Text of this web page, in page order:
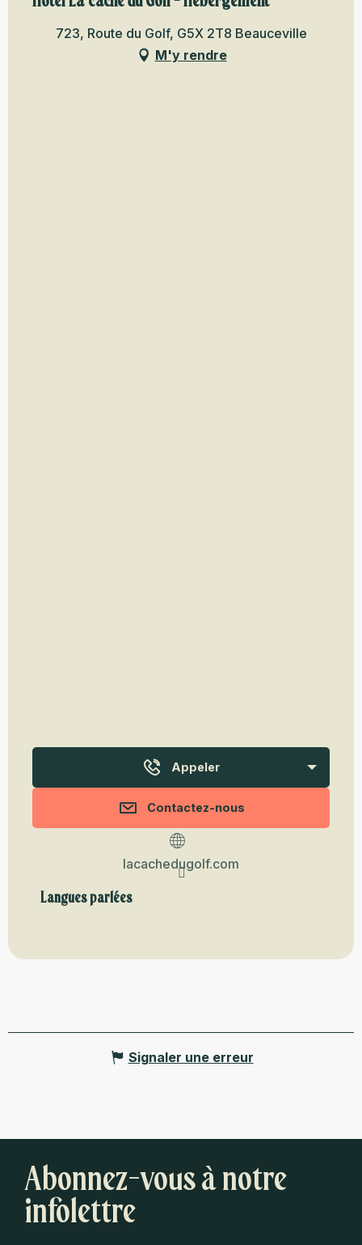
723, Route du Golf, G5X 2T8 Beauceville
M'y rendre
Appeler
Contactez-nous
lacachedugolf.com
Langues parlées
Langues parlées
Signaler une erreur
Abonnez-vous à notre
infolettre